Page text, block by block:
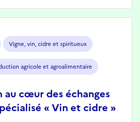
Vigne, vin, cidre et spiritueux
agricole et agroalimentaire
au cœur des échanges
« Vin et cidre »